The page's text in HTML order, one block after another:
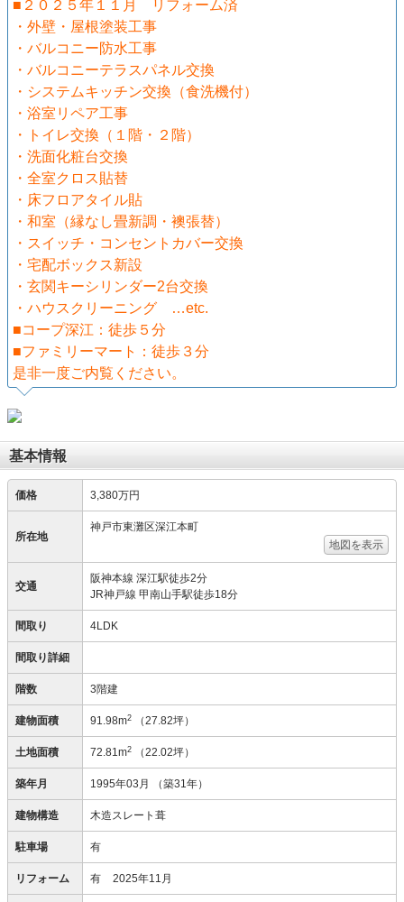
■２０２５年１１月 リフォーム済
・外壁・屋根塗装工事
・バルコニー防水工事
・バルコニーテラスパネル交換
・システムキッチン交換（食洗機付）
・浴室リペア工事
・トイレ交換（１階・２階）
・洗面化粧台交換
・全室クロス貼替
・床フロアタイル貼
・和室（縁なし畳新調・襖張替）
・スイッチ・コンセントカバー交換
・宅配ボックス新設
・玄関キーシリンダー2台交換
・ハウスクリーニング …etc.
■コープ深江：徒歩５分
■ファミリーマート：徒歩３分
是非一度ご内覧ください。
基本情報
価格 3,380万円
所在地
神戸市東灘区深江本町
地図を表示
交通
阪神本線 深江駅徒歩2分
JR神戸線 甲南山手駅徒歩18分
間取り 4LDK
間取り詳細
階数 3階建
建物面積 91.98m2 （27.82坪）
土地面積 72.81m2 （22.02坪）
築年月 1995年03月 （築31年）
建物構造 木造スレート葺
駐車場 有
リフォーム 有 2025年11月